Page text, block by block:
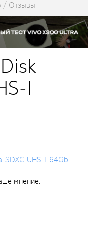
Отзывы
I
SDXC UHS-I 64Gb
мнение.